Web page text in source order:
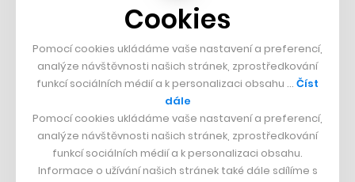
PŘÍBĚHY Z GASTRA
Boční projekt, co se zvrtnul
Francouzský šéfkuchař na Šumavě
Dva golfisti, co pečou
DESIGN
Cookies
Pomocí cookies ukládáme vaše nastavení a preferencí,
analýze návštěvnosti našich stránek, zprostředkování
funkcí sociálních médií a k personalizaci obsahu … Číst
dále
Pomocí cookies ukládáme vaše nastavení a preferencí,
analýze návštěvnosti našich stránek, zprostředkování
funkcí sociálních médií a k personalizaci obsahu.
Informace o užívání našich stránek také dále sdílíme s